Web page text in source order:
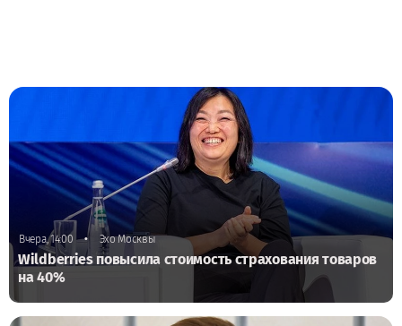
Вчера, 14:00 • Эхо Москвы
Wildberries повысила стоимость страхования товаров
на 40%